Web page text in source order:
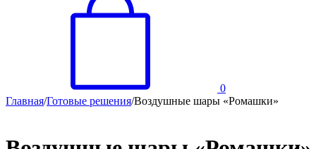
0
Главная/Готовые решения/Воздушные шары «Ромашки»